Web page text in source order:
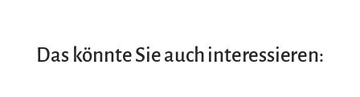
Das könnte Sie auch interessieren: